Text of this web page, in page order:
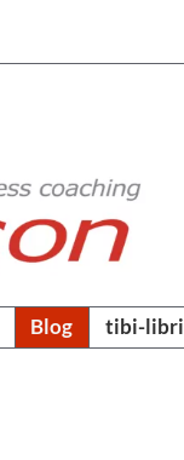
Blog tibi-libri